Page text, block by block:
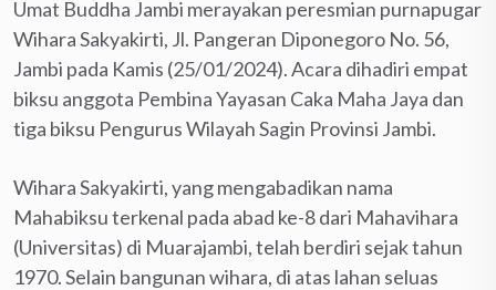
Umat Buddha Jambi merayakan peresmian purnapugar
Wihara Sakyakirti, Jl. Pangeran Diponegoro No. 56,
Jambi pada Kamis (25/01/2024). Acara dihadiri empat
biksu anggota Pembina Yayasan Caka Maha Jaya dan
tiga biksu Pengurus Wilayah Sagin Provinsi Jambi.
Wihara Sakyakirti, yang mengabadikan nama
Mahabiksu terkenal pada abad ke-8 dari Mahavihara
(Universitas) di Muarajambi, telah berdiri sejak tahun
1970. Selain bangunan wihara, di atas lahan seluas